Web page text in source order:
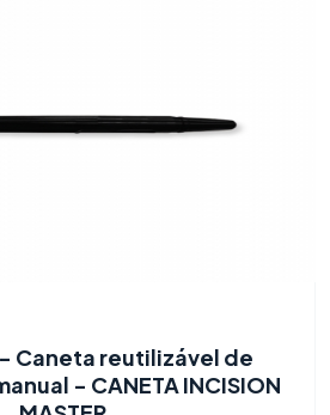
- Caneta reutilizável de
- CANETA INCISION